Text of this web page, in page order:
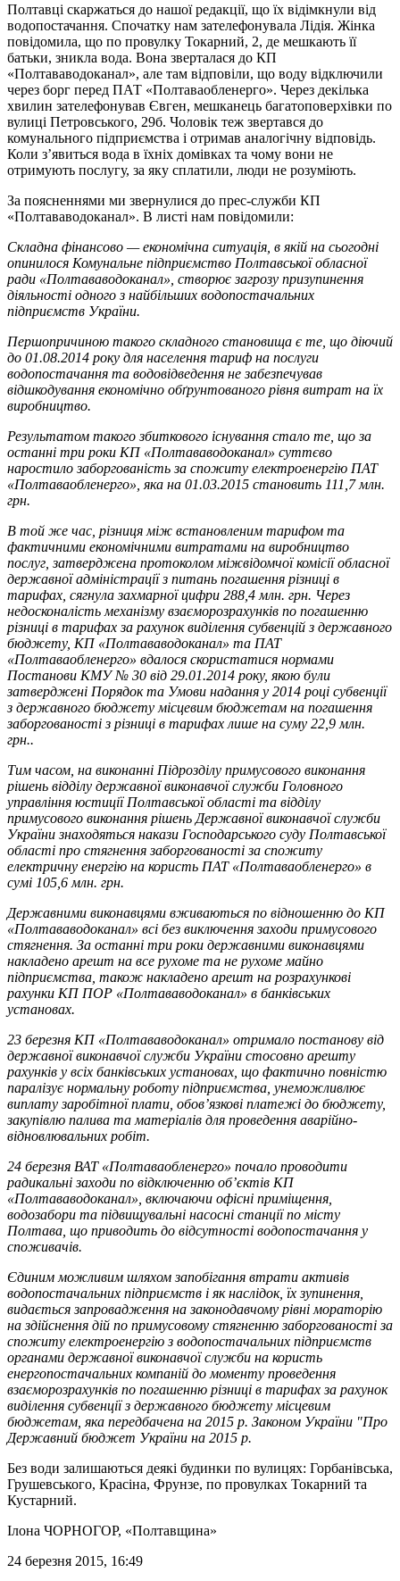
Полтавці скаржаться до нашої редакції, що їх відімкнули від
водопостачання. Спочатку нам зателефонувала Лідія. Жінка
повідомила, що по провулку Токарний, 2, де мешкають її
батьки, зникла вода. Вона зверталася до КП
«Полтававодоканал», але там відповіли, що воду відключили
через борг перед ПАТ «Полтаваобленерго». Через декілька
хвилин зателефонував Євген, мешканець багатоповерхівки по
вулиці Петровського, 29б. Чоловік теж звертався до
комунального підприємства і отримав аналогічну відповідь.
Коли з’явиться вода в їхніх домівках та чому вони не
отримують послугу, за яку сплатили, люди не розуміють.
За поясненнями ми звернулися до прес-служби КП
«Полтававодоканал». В листі нам повідомили:
Складна фінансово — економічна ситуація, в якій на сьогодні
опинилося Комунальне підприємство Полтавської обласної
ради «Полтававодоканал», створює загрозу призупинення
діяльності одного з найбільших водопостачальних
підприємств України.
Першопричиною такого складного становища є те, що діючий
до 01.08.2014 року для населення тариф на послуги
водопостачання та водовідведення не забезпечував
відшкодування економічно обґрунтованого рівня витрат на їх
виробництво.
Результатом такого збиткового існування стало те, що за
останні три роки КП «Полтававодоканал» суттєво
наростило заборгованість за спожиту електроенергію ПАТ
«Полтаваобленерго», яка на 01.03.2015 становить 111,7 млн.
грн.
В той же час, різниця між встановленим тарифом та
фактичними економічними витратами на виробництво
послуг, затверджена протоколом міжвідомчої комісії обласної
державної адміністрації з питань погашення різниці в
тарифах, сягнула захмарної цифри 288,4 млн. грн. Через
недосконалість механізму взаєморозрахунків по погашенню
різниці в тарифах за рахунок виділення субвенцій з державного
бюджету, КП «Полтававодоканал» та ПАТ
«Полтаваобленерго» вдалося скористатися нормами
Постанови КМУ № 30 від 29.01.2014 року, якою були
затверджені Порядок та Умови надання у 2014 році субвенції
з державного бюджету місцевим бюджетам на погашення
заборгованості з різниці в тарифах лише на суму 22,9 млн.
грн..
Тим часом, на виконанні Підрозділу примусового виконання
рішень відділу державної виконавчої служби Головного
управління юстиції Полтавської області та відділу
примусового виконання рішень Державної виконавчої служби
України знаходяться накази Господарського суду Полтавської
області про стягнення заборгованості за спожиту
електричну енергію на користь ПАТ «Полтаваобленерго» в
сумі 105,6 млн. грн.
Державними виконавцями вживаються по відношенню до КП
«Полтававодоканал» всі без виключення заходи примусового
стягнення. За останні три роки державними виконавцями
накладено арешт на все рухоме та не рухоме майно
підприємства, також накладено арешт на розрахункові
рахунки КП ПОР «Полтававодоканал» в банківських
установах.
23 березня КП «Полтававодоканал» отримало постанову від
державної виконавчої служби України стосовно арешту
рахунків у всіх банківських установах, що фактично повністю
паралізує нормальну роботу підприємства, унеможливлює
виплату заробітної плати, обов’язкові платежі до бюджету,
закупівлю палива та матеріалів для проведення аварійно-
відновлювальних робіт.
24 березня ВАТ «Полтаваобленерго» почало проводити
радикальні заходи по відключенню об’єктів КП
«Полтававодоканал», включаючи офісні приміщення,
водозабори та підвищувальні насосні станції по місту
Полтава, що приводить до відсутності водопостачання у
споживачів.
Єдиним можливим шляхом запобігання втрати активів
водопостачальних підприємств і як наслідок, їх зупинення,
видається запровадження на законодавчому рівні мораторію
на здійснення дій по примусовому стягненню заборгованості за
спожиту електроенергію з водопостачальних підприємств
органами державної виконавчої служби на користь
енергопостачальних компаній до моменту проведення
взаєморозрахунків по погашенню різниці в тарифах за рахунок
виділення субвенції з державного бюджету місцевим
бюджетам, яка передбачена на 2015 р. Законом України "Про
Державний бюджет України на 2015 р.
Без води залишаються деякі будинки по вулицях: Горбанівська,
Грушевського, Красіна, Фрунзе, по провулках Токарний та
Кустарний.
Ілона ЧОРНОГОР, «Полтавщина»
24 березня 2015, 16:49